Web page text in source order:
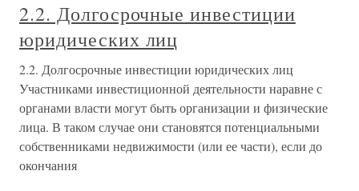
2.2. Долгосрочные инвестиции
юридических лиц
2.2. Долгосрочные инвестиции юридических лиц
Участниками инвестиционной деятельности наравне с
органами власти могут быть организации и физические
лица. В таком случае они становятся потенциальными
собственниками недвижимости (или ее части), если до
окончания